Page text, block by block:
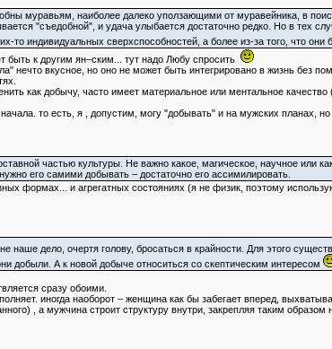
муравьям, наиболее далеко уползающими от муравейника, в
"съедобной", и удача улыбается достаточно редко. Но в тех
то индивидуальных сверхспособностей, а более из-за того, что они
к другим ян–ским... тут надо Любу спросить
нечто вкусное, но оно не может быть интегрировано в жизнь без
как добычу, часто имеет материальное или ментальное
то есть, я , допустим, могу "добывать" и на мужских планах,
частью культуры. Не важно какое, магическое, научное или
его самими добывать – достаточно его ассимилировать.
формах... и агрегатных состояниях (я не физик, поэтому
наше дело, очертя голову, бросаться в крайности. Для этого
добыли. А к новой добыче относиться со скептическим интересом
сразу обоими.
иногда наоборот – женщина как бы забегает вперед,
, а мужчина строит структуру внутри, закрепляя таким образом